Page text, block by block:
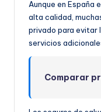
Aunque en España
alta calidad,
privado para evitar
servicios
Comparar